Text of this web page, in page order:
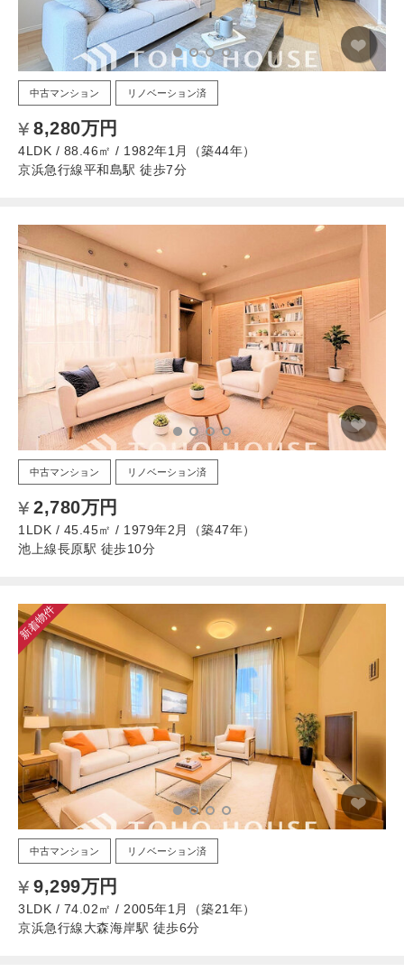
中古マンション リノベーション済
8,280万円
4LDK / 88.46㎡ / 1982年1月（築44年）
京浜急行線平和島駅 徒歩7分
中古マンション リノベーション済
2,780万円
1LDK / 45.45㎡ / 1979年2月（築47年）
池上線長原駅 徒歩10分
新着物件
中古マンション リノベーション済
9,299万円
3LDK / 74.02㎡ / 2005年1月（築21年）
京浜急行線大森海岸駅 徒歩6分